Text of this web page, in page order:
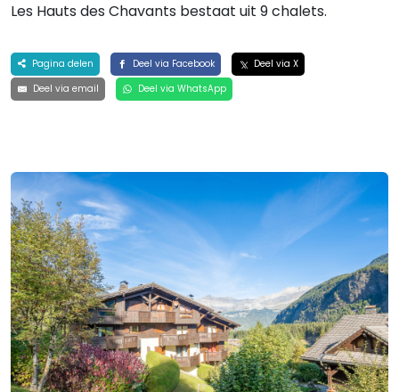
Les Hauts des Chavants bestaat uit 9 chalets.
Pagina delen Deel via Facebook
Deel via X
Deel via email
Deel via WhatsApp